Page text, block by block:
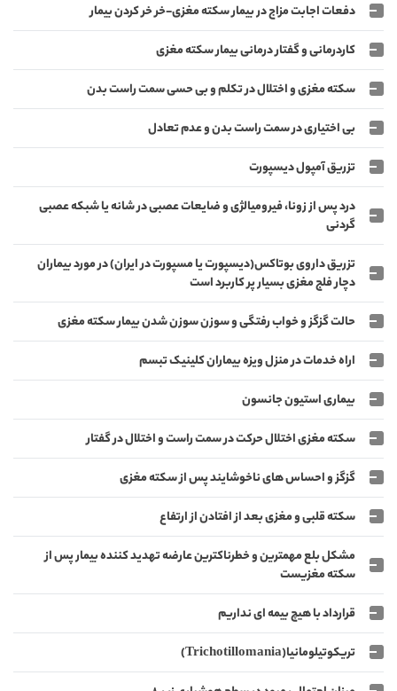
دفعات اجابت مزاج‌‌ در بیمار سکته مغزی-خر خر کردن بیمار
کاردرمانی و گفتار درمانی بیمار سکته مغزی
سکته مغزی و اختلال در تکلم و بی حسی سمت راست بدن
بی اختیاری در سمت راست بدن و عدم تعادل
تزریق آمپول دیسپورت
درد پس از زونا، فیرومیالژی و ضایعات عصبی در شانه یا شبکه عصبی
گردنی
تزریق داروی بوتاکس(دیسپورت یا مسپورت در ایران) در مورد بیماران
دچار فلج مغزی بسیار پر کاربرد است
حالت گزگز و خواب رفتگی و سوزن سوزن شدن بیمار سکته مغزی
اراه خدمات در منزل ویزه بیماران کلینیک تبسم
بیماری استیون جانسون
سکته مغزی اختلال حرکت در سمت راست و اختلال در گفتار
گزگز و احساس های ناخوشایند پس از سکته مغزی
سکته قلبی و مغزی بعد از افتادن از ارتفاع
مشکل بلع مهمترین و خطرناکترین عارضه تهدید کننده بیمار پس از
سکته مغزیست
قرارداد با هیچ بیمه ای نداریم
تریکوتیلومانیا(Trichotillomania)